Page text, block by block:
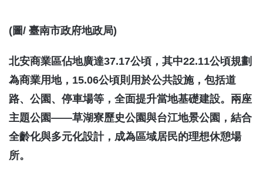
(圖/ 臺南市政府地政局)
北安商業區佔地廣達37.17公頃，其中22.11公頃規劃
為商業用地，15.06公頃則用於公共設施，包括道
路、公園、停車場等，全面提升當地基礎建設。兩座
主題公園——草湖寮歷史公園與台江地景公園，結合
全齡化與多元化設計，成為區域居民的理想休憩場
所。